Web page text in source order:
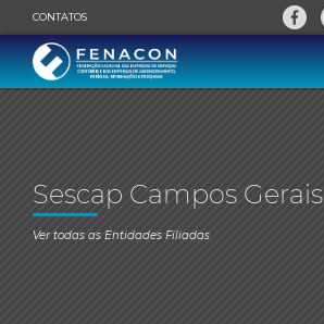
CONTATOS
Sescap Campos Gerais
Ver todas as Entidades Filiadas